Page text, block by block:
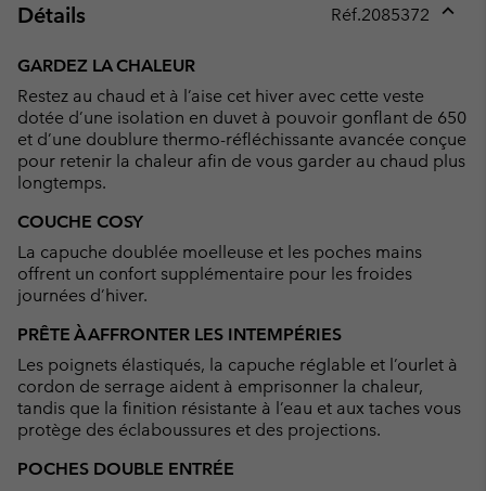
Détails Réf.2085372
GARDEZ LA CHALEUR
Restez au chaud et à l’aise cet hiver avec cette veste
dotée d’une isolation en duvet à pouvoir gonflant de 650
et d’une doublure thermo-réfléchissante avancée conçue
pour retenir la chaleur afin de vous garder au chaud plus
longtemps.
COUCHE COSY
La capuche doublée moelleuse et les poches mains
offrent un confort supplémentaire pour les froides
journées d’hiver.
PRÊTE À AFFRONTER LES INTEMPÉRIES
Les poignets élastiqués, la capuche réglable et l’ourlet à
cordon de serrage aident à emprisonner la chaleur,
tandis que la finition résistante à l’eau et aux taches vous
protège des éclaboussures et des projections.
POCHES DOUBLE ENTRÉE